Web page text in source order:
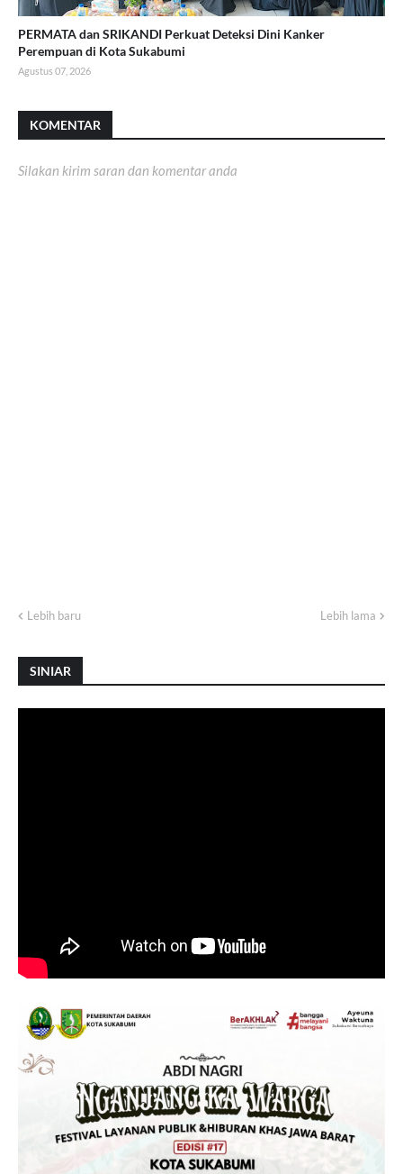
PERMATA dan SRIKANDI Perkuat Deteksi Dini Kanker
Perempuan di Kota Sukabumi
Agustus 07, 2026
KOMENTAR
Silakan kirim saran dan komentar anda
Lebih baru Lebih lama
SINIAR